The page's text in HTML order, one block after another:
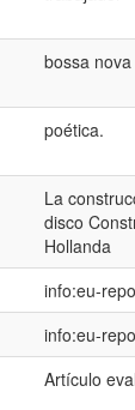
bossa nova
poética.
La
disco
Hollanda
info:eu-
info:eu-
Artículo